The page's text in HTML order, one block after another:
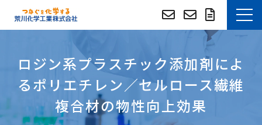
選ばれる理由
技術・事例紹介
ロジン系プラスチック添加剤によ
るポリエチレン／セルロース繊維
複合材の物性向上効果